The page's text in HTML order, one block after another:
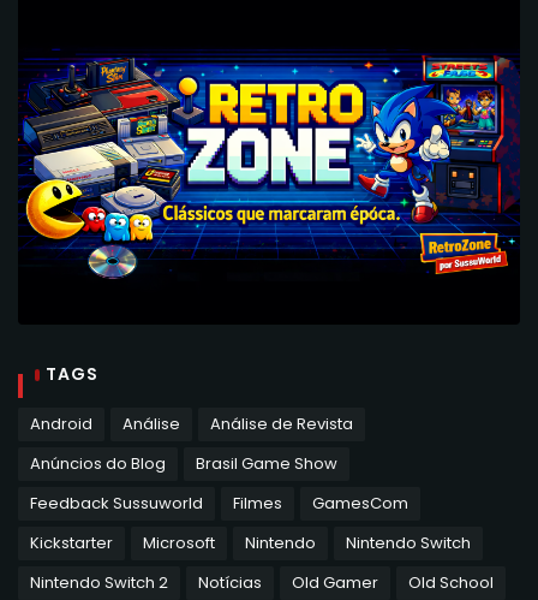
TAGS
Android Análise
Análise de Revista
Anúncios do Blog
Brasil Game Show
Feedback Sussuworld
Filmes
GamesCom
Kickstarter
Microsoft Nintendo
Nintendo Switch
Nintendo Switch 2
Notícias Old Gamer
Old School